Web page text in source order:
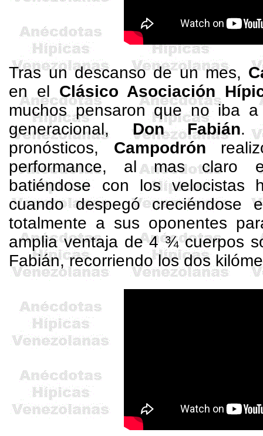
Tras un descanso de un mes,
en el Clásico Asociación
muchos pensaron que no iba
generacional,Don Fabián.
pronósticos, Campodrón
performance, al mas claro
batiéndose con los velocistas
cuando despegó creciéndose
totalmente a sus oponentes
amplia ventaja de 4 ¾ cuerpos
Fabián, recorriendo los dos